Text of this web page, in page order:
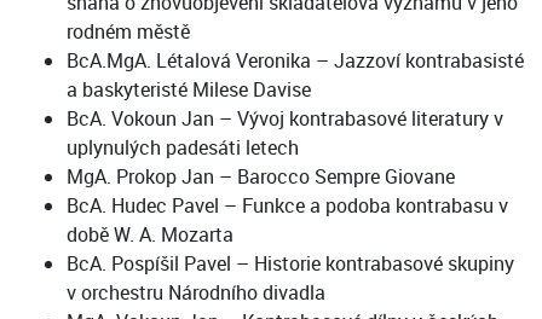
rodném městě
BcA.MgA. Létalová Veronika – Jazzoví kontrabasisté
a baskyteristé Milese Davise
BcA. Vokoun Jan – Vývoj kontrabasové literatury v
uplynulých padesáti letech
MgA. Prokop Jan – Barocco Sempre Giovane
BcA. Hudec Pavel – Funkce a podoba kontrabasu v
době W. A. Mozarta
BcA. Pospíšil Pavel – Historie kontrabasové skupiny
v orchestru Národního divadla